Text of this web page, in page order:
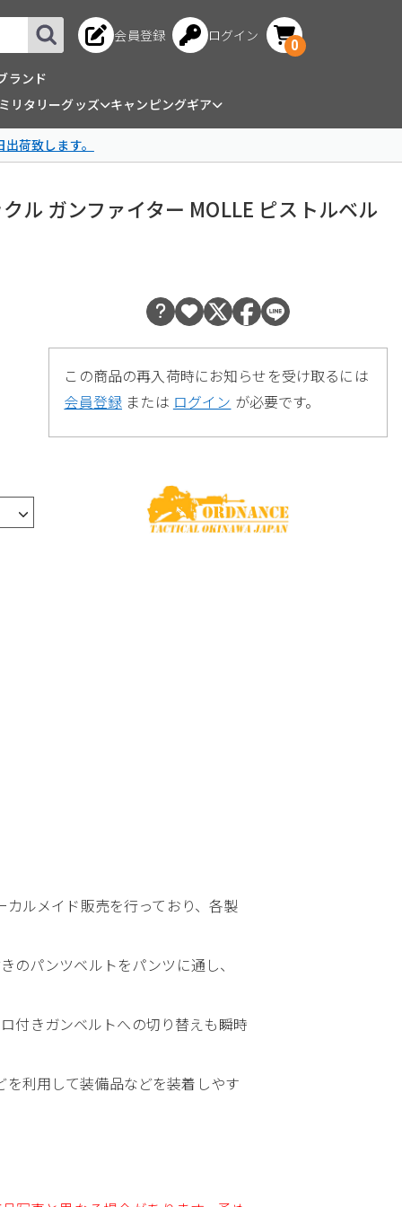
会員登録 ログイン
0
ランド
リタリーグッズ キャンピングギア
荷致します。
ル ガンファイター MOLLE ピストルベル
この商品の再入荷時にお知らせを受け取るには
会員登録 または ログイン が必要です。
ルメイド販売を行っており、各製
のパンツベルトをパンツに通し、
付きガンベルトへの切り替えも瞬時
利用して装備品などを装着しやす